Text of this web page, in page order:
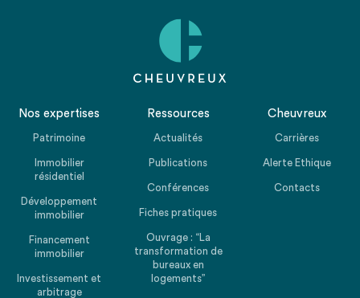
Nos expertises
Patrimoine
Immobilier
résidentiel
Développement
immobilier
Financement
immobilier
Investissement et
arbitrage
Ressources
Actualités
Publications
Conférences
Fiches pratiques
Ouvrage : “La
transformation de
bureaux en
logements”
Cheuvreux
Carrières
Alerte Ethique
Contacts